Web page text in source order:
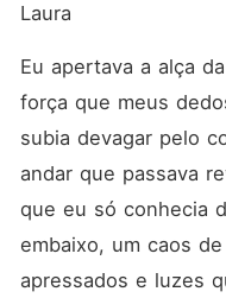
Laura
Eu apertava a alça
força que meus
subia devagar pelo
andar que passava
que eu só conhecia
embaixo, um caos
apressados e luzes